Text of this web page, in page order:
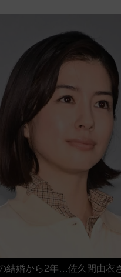
結婚から2年…佐久間由衣